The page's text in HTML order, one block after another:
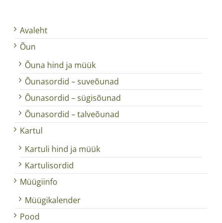
Avaleht
Õun
Õuna hind ja müük
Õunasordid – suveõunad
Õunasordid – sügisõunad
Õunasordid – talveõunad
Kartul
Kartuli hind ja müük
Kartulisordid
Müügiinfo
Müügikalender
Pood